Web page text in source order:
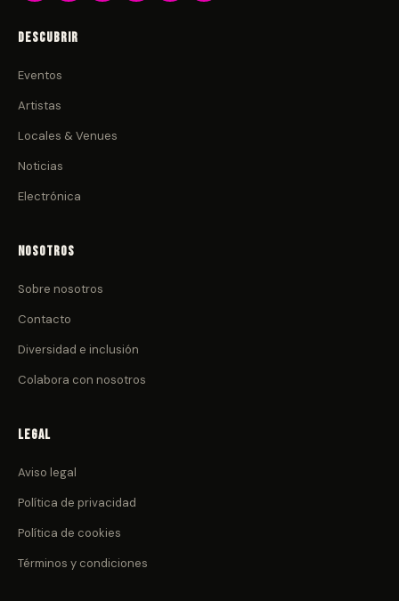
Descubrir
Eventos
Artistas
Locales & Venues
Noticias
Electrónica
Nosotros
Sobre nosotros
Contacto
Diversidad e inclusión
Colabora con nosotros
Legal
Aviso legal
Política de privacidad
Política de cookies
Términos y condiciones